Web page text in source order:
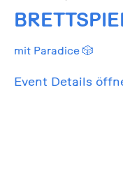
mit Paradice 🎲
Event Details